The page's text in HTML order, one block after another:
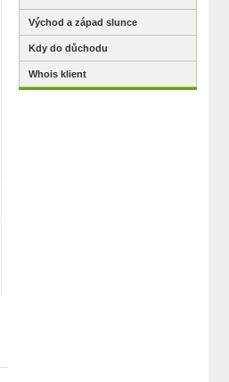
Východ a západ slunce
Kdy do důchodu
Whois klient